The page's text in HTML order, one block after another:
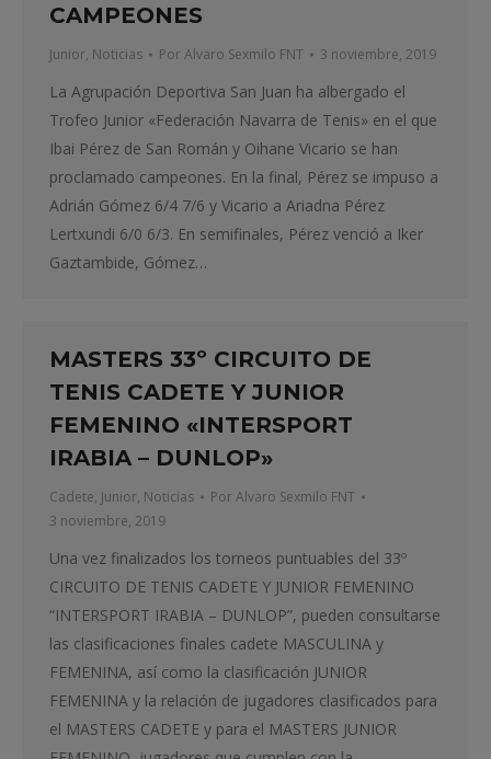
CAMPEONES
Junior, Noticias PorAlvaro Sexmilo FNT 3 noviembre, 2019
La Agrupación Deportiva San Juan ha albergado el
Trofeo Junior «Federación Navarra de Tenis» en el que
Ibai Pérez de San Román y Oihane Vicario se han
proclamado campeones. En la final, Pérez se impuso a
Adrián Gómez 6/4 7/6 y Vicario a Ariadna Pérez
Lertxundi 6/0 6/3. En semifinales, Pérez venció a Iker
Gaztambide, Gómez…
MASTERS 33º CIRCUITO DE
TENIS CADETE Y JUNIOR
FEMENINO «INTERSPORT
IRABIA – DUNLOP»
Cadete, Junior, Noticias PorAlvaro Sexmilo FNT
3 noviembre, 2019
Una vez finalizados los torneos puntuables del 33º
CIRCUITO DE TENIS CADETE Y JUNIOR FEMENINO
“INTERSPORT IRABIA – DUNLOP”, pueden consultarse
las clasificaciones finales cadete MASCULINA y
FEMENINA, así como la clasificación JUNIOR
FEMENINA y la relación de jugadores clasificados para
el MASTERS CADETE y para el MASTERS JUNIOR